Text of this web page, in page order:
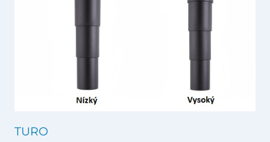
TURO